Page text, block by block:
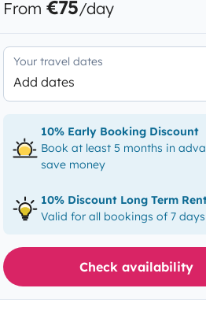
From €75/day
Your travel dates
Add dates
10% Early Booking Discount
Book at least 5 months in
save money
10% Discount Long Term
Valid for all bookings of 7
Check availability